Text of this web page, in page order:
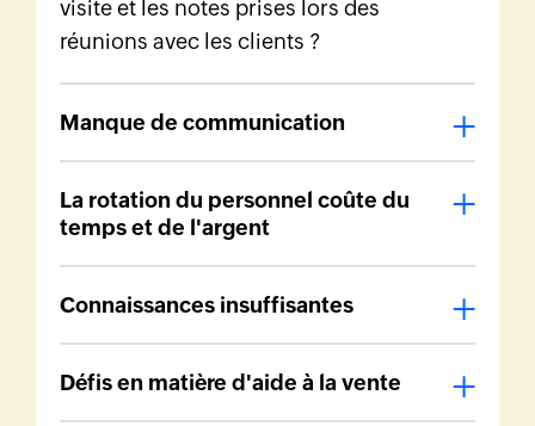
visite et les notes prises lors des
réunions avec les clients ?
Manque de communication
La rotation du personnel coûte du
temps et de l'argent
Connaissances insuffisantes
Défis en matière d'aide à la vente